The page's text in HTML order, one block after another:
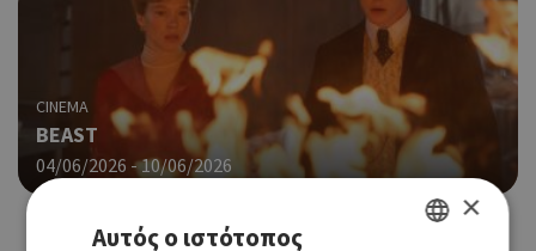
CINEMA
BEAST
04/06/2026 - 10/06/2026
×
Αυτός ο ιστότοπος